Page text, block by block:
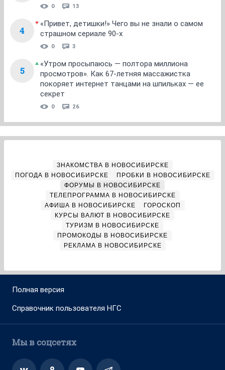
0 13
4
«Привет, детишки!» Чего вы не знали о самом
страшном сериале 90-х
0 3
5
«Утром просыпаюсь — полтора миллиона
просмотров». Как 67-летняя массажистка
покоряет интернет танцами на шпильках — ее
секрет
0 26
ЗНАКОМСТВА В НОВОСИБИРСКЕ
ПОГОДА В НОВОСИБИРСКЕ
ПРОБКИ В НОВОСИБИРСКЕ
ФОРУМЫ В НОВОСИБИРСКЕ
ТЕЛЕПРОГРАММА В НОВОСИБИРСКЕ
АФИША В НОВОСИБИРСКЕ
ГОРОСКОП
КУРСЫ ВАЛЮТ В НОВОСИБИРСКЕ
ТУРИЗМ В НОВОСИБИРСКЕ
ПРОМОКОДЫ В НОВОСИБИРСКЕ
РЕКЛАМА В НОВОСИБИРСКЕ
Полная версия
Справочник пользователя НГС
Мы в соцсетях